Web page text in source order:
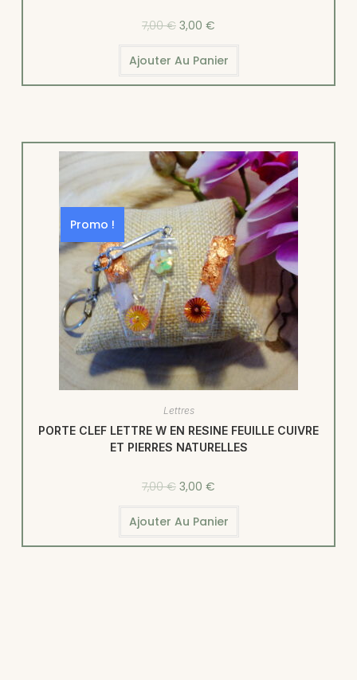
7,00€ 3,00 €
Ajouter Au Panier
Promo !
Lettres
PORTE CLEF LETTRE W EN RESINE FEUILLE CUIVRE
ET PIERRES NATURELLES
7,00€ 3,00 €
Ajouter Au Panier